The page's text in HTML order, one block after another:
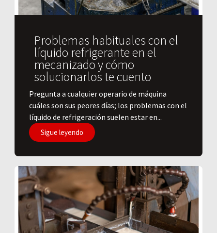
Problemas habituales con el
líquido refrigerante en el
mecanizado y cómo
solucionarlos te cuento
Pregunta a cualquier operario de máquina
cuáles son sus peores días; los problemas con el
líquido de refrigeración suelen estar en...
Sigue leyendo